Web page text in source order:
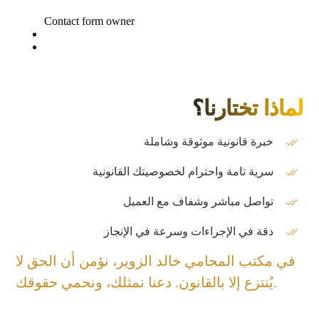
لماذا تختارنا؟
خبرة قانونية موثوقة وشاملة
سرية تامة واحترام لخصوصيتك القانونية
تواصل مباشر وشفاف مع العميل
دقة في الإجراءات وسرعة في الإنجاز
في مكتب المحامي خالد الزوير، نؤمن أن الحق لا
يُنتزع إلا بالقانون. دعنا نمثلك، ونحمي حقوقك.